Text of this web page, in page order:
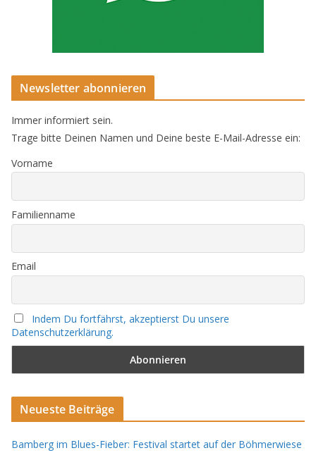
Newsletter abonnieren
Immer informiert sein.
Trage bitte Deinen Namen und Deine beste E-Mail-Adresse ein:
Vorname
Familienname
Email
Indem Du fortfährst, akzeptierst Du unsere
Datenschutzerklärung.
Neueste Beiträge
Bamberg im Blues-Fieber: Festival startet auf der Böhmerwiese